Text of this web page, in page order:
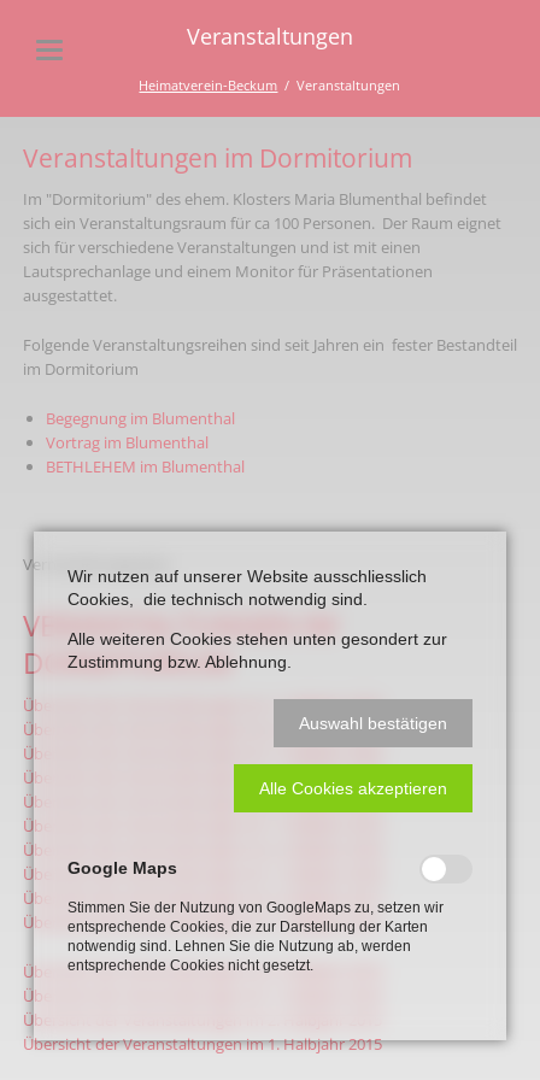
Veranstaltungen
Heimatverein-Beckum Veranstaltungen
Veranstaltungen im Dormitorium
Im "Dormitorium" des ehem. Klosters Maria Blumenthal befindet
sich ein Veranstaltungsraum für ca 100 Personen. Der Raum eignet
sich für verschiedene Veranstaltungen und ist mit einen
Lautsprechanlage und einem Monitor für Präsentationen
ausgestattet.
Folgende Veranstaltungsreihen sind seit Jahren ein fester Bestandteil
im Dormitorium
Begegnung im Blumenthal
Vortrag im Blumenthal
BETHLEHEM im Blumenthal
Vernastaltungesplan
VERANSTALTUNGEN IM
DORMITORIUM
Übersicht der Veranstaltungen im 1. Halbjahr 2024
Übersicht der Veranstaltungen im 2. Halbjahr 2022
Übersicht der Veranstaltungen im 1. Halbjahr 2022
Übersicht der Veranstaltungen im 1. Halbjahr 2020
Übersicht der Veranstaltungen im 2. Halbjahr 2019
Übersicht der Veranstaltungen im 1. Halbjahr 2019
Übersicht der Veranstaltungen im 2. Halbjahr 2018
Übersicht der Veranstaltungen im 1. Halbjahr 2018
Übersicht der Veranstaltungen im 2. Halbjahr 2017
Übersicht der Veranstaltungen im 1. Halbjahr 2017
Übersicht der Veranstaltungen im 2. Halbjahr 2016
Übersicht der Veranstaltungen im 1. Halbjahr 2016
Übersicht der Veranstaltungen im 2. Halbjahr 2015
Übersicht der Veranstaltungen im 1. Halbjahr 2015
Wir nutzen auf unserer Website ausschliesslich
Cookies, die technisch notwendig sind.
Alle weiteren Cookies stehen unten gesondert zur
Zustimmung bzw. Ablehnung.
Auswahl bestätigen
Alle Cookies akzeptieren
Google Maps
Stimmen Sie der Nutzung von GoogleMaps zu, setzen wir
entsprechende Cookies, die zur Darstellung der Karten
notwendig sind. Lehnen Sie die Nutzung ab, werden
entsprechende Cookies nicht gesetzt.